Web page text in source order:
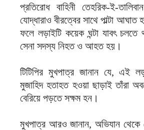
প্রতিরোধ বাহিনী তেহরিক-ই-
যোদ্ধারাও বীরত্বের সাথে পাল্টা আঘাত
ফলে লড়াইটি কয়েক ঘন্টা যাবৎ
সেনা সদস্য নিহত ও আহত হয়।
টিটিপির মুখপাত্র জানান যে, এই
মুজাহিদ হতাহত হওয়া ছাড়াই তাঁরা
বেরিয়ে পড়তে সক্ষম হন।
মুখপাত্র আরও জানান, অভিযান থেকে